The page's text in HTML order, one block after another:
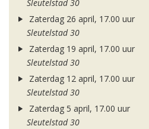
Sleutelstad 30
Zaterdag 26 april, 17.00 uur
Sleutelstad 30
Zaterdag 19 april, 17.00 uur
Sleutelstad 30
Zaterdag 12 april, 17.00 uur
Sleutelstad 30
Zaterdag 5 april, 17.00 uur
Sleutelstad 30